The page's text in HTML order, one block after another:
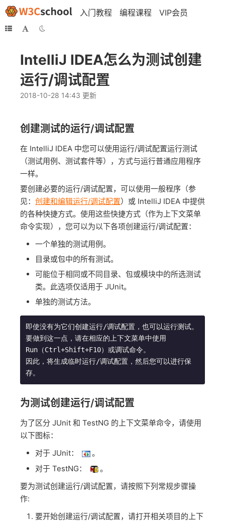
入门教程 编程课程 VIP会员
IntelliJ IDEA怎么为测试创建
运行/调试配置
2018-10-28 14:43 更新
创建测试的运行/调试配置
在 IntelliJ IDEA 中您可以使用运行/调试配置运行测试
（测试用例、测试套件等），方式与运行普通应用程序
一样。
要创建必要的运行/调试配置，可以使用一般程序（参
见： 创建和编辑运行/调试配置）或 IntelliJ IDEA 中提供
的各种快捷方式。使用这些快捷方式（作为上下文菜单
命令实现），您可以为以下各项创建运行/调试配置：
一个单独的测试用例。
目录或包中的所有测试。
可能位于相同或不同目录、包或模块中的所选测试
类。此选项仅适用于 JUnit。
单独的测试方法。
即使没有为它们创建运行/调试配置，也可以运行测试。
要做到这一点，请在相应的上下文菜单中使用
Run（Ctrl+Shift+F10）或调试命令。
因此，将生成临时运行/调试配置，然后您可以进行保
存。
为测试创建运行/调试配置
为了区分 JUnit 和 TestNG 的上下文菜单命令，请使用
以下图标：
对于 JUnit：
。
对于 TestNG：
。
要为测试创建运行/调试配置，请按照下列常规步骤操
作:
要开始创建运行/调试配置，请打开相关项目的上下